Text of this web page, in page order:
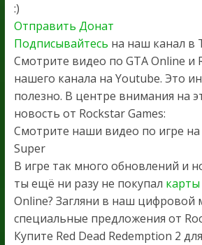
:)
Отправить Донат
Подписывайтесь на наш канал в
Смотрите видео по GTA Online и
нашего канала на Youtube. Это
полезно. В центре внимания на
новость от Rockstar Games:
Смотрите наши видео по игре на
Super
В игре так много обновлений и
ты ещё ни разу не покупал карты
Online? Загляни в наш цифровой
специальные предложения от
Купите Red Dead Redemption 2